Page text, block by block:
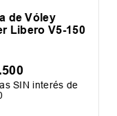
de Vóley
Libero V5-150
.500
SIN interés de